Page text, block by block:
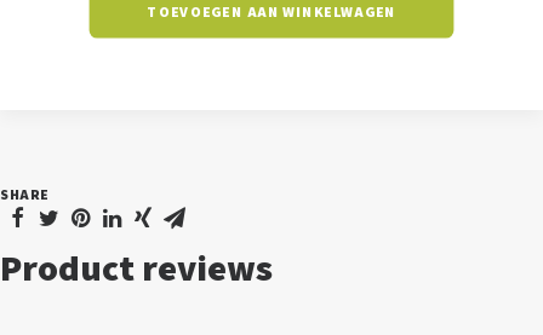
230V
TOEVOEGEN AAN WINKELWAGEN
SHARE
Product reviews